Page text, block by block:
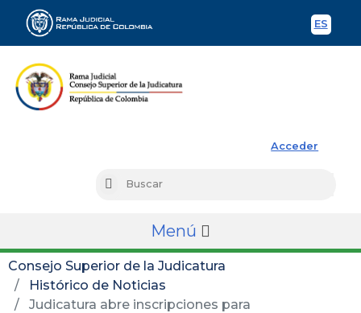
ES
Acceder
Buscar
Menú
Consejo Superior de la Judicatura
Histórico de Noticias
Judicatura abre inscripciones para